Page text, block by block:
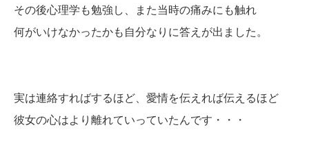
その後心理学も勉強し、また当時の痛みにも触れ
何がいけなかったかも自分なりに答えが出ました。
実は連絡すればするほど、愛情を伝えれば伝えるほど
彼女の心はより離れていっていたんです・・・